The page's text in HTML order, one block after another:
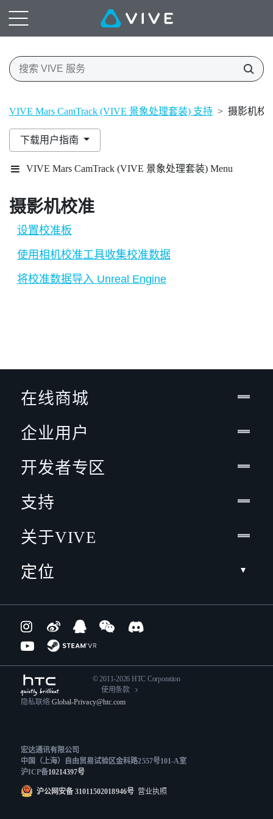
VIVE Mars CamTrack (VIVE 景象处理套装) 支持 > 摄影机校
下载用户指南
VIVE Mars CamTrack (VIVE 景象处理套装) Menu
摄影机校准
设置校准板
使用相机校准工具收集校准数据
将校准数据导入 Unreal Engine
在线商城
企业用户
开发者专区
支持
关于VIVE
定位
© 2011-2026 HTC Corporation
使用条款
隐私联络:Global-Privacy@htc.com
宏达通讯有限公司
中国（上海）自由贸易试验区金科路2557号101-A室
沪ICP备10214397号
沪公网安备 31011502018946号营业执照